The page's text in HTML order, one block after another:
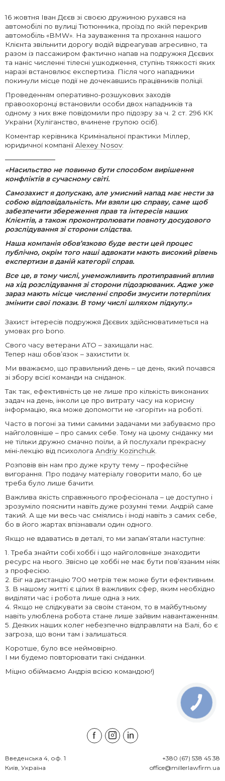
16 жовтня Іван Дєєв зі своєю дружиною рухався на
автомобілі по вулиці Тютюнника, проїзд по якій перекрив
автомобіль «BMW». На зауваження та прохання нашого
Клієнта звільнити дорогу водій відреагував агресивно, та
разом із пассажиром фактично напав на подружжя Дєєвих
та наніс численні тілесні ушкодження, ступінь тяжкості яких
наразі встановлює експертиза. Після чого нападники
покинули місце події не дочекавшись працівників поліції.
Проведенням оперативно-розшукових заходів
правоохоронці встановили особи двох нападників та
одному з них вже повідомили про підозру за ч. 2 ст. 296 КК
України (Хуліганство, вчинене групою осіб).
Коментар керівника Кримінальної практики Міллер,
юридичної компаніїAlexey Nosov:
«Насильство не повинно бути способом вирішення
конфліктів в сучасному світі.
Самозахист я допускаю, але умисний напад має нести за
собою відповідальність. Ми взяли цю справу, саме щоб
забезпечити збереження прав та інтересів наших
Клієнтів, а також проконтролювати повноту досудового
розслідування зі сторони слідства.
Наша компанія обов’язково буде вести цей процес
публічно, окрім того наші адвокати мають високий рівень
експертизи в даній категорії справ.
Все це, в тому числі, унеможливить протиправний вплив
на хід розслідування зі сторони підозрюваних. Адже уже
зараз мають місце численні спроби змусити потерпілих
змінити свої покази. В тому числі шляхом підкупу.»
Захист інтересів подружжя Дєєвих здійснюватиметься на
умовах pro bono.
Свого часу ветерани АТО – захищали нас.
Тепер наш обов’язок – захистити їх.
Ми вважаємо, що правильний день – це день, який почався
зі збору всієї команди на сніданок.
Так так, ефективність це не лише про кількість виконаних
задач на день, інколи це про витрату часу на корисну
інформацію, яка може допомогти не «згоріти» на роботі.
Часто в погоні за тими самими задачами ми забуваємо про
найголовніше – про самих себе. Тому на цьому сніданку ми
не тільки дружно смачно поїли, а й послухали прекрасну
міні-лекцію від психолога Andriy Kozinchuk.
Розповів він нам про дуже круту тему – професійне
вигорання. Про подачу матеріалу говорити мало, бо це
треба було лише бачити.
Важлива якість справжнього професіонала – це доступно і
зрозуміло пояснити навіть дуже розумні теми. Андрій саме
такий. А ще ми весь час сміялись і іноді навіть з самих себе,
бо в його жартах впізнавали один одного.
Якщо не вдаватись в деталі, то ми запам’ятали наступне:
1. Треба знайти собі хоббі і що найголовніше знаходити
ресурс на нього. Звісно це хоббі не має бути пов’язаним ніяк
з професією.
2. Біг на дистанцію 700 метрів теж може бути ефективним.
3. В нашому житті є цілих 8 важливих сфер, яким необхідно
виділяти час і робота лише одна з них.
4. Якщо не слідкувати за своїм станом, то в майбутньому
навіть улюблена робота стане лише зайвим навантаженням.
5. Деяких наших колег небезпечно відправляти на Балі, бо є
загроза, що вони там і залишаться.
Коротше, було все неймовірно.
І ми будемо повторювати такі сніданки.
Міцно обіймаємо Андрія всією командою!)
Введенська 4, оф. 1
Київ, Україна
+380 (67) 538 45 38
office@millerlawfirm.ua
КНОПКА
ЗВ'ЯЗКУ